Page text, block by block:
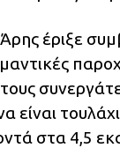
έριξε
είναι
στα 4,5